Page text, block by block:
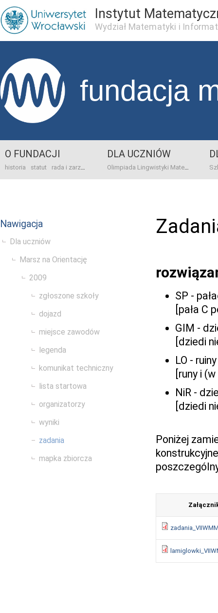
Instytut
Wydział Matematyki i
fundacja
O FUNDACJI
historia statut rada i zarząd dane bankowo-adresowe kontakt
DLA UCZNIÓW
Olimpiada Lingwistyki Matematycznej
Nawigacja
Dla uczniów
Marsz na Orientację
2009
zgłoszone szkoły
dojazd
miejsce zawodów
legenda
komunikat techniczny
lista startowa
organizatorzy
wyniki
zadania
mapka zbiorcza
SP -
[pała C
GIM -
[dziedi
LO -
[runy i
NiR -
[dziedi
Poniżej